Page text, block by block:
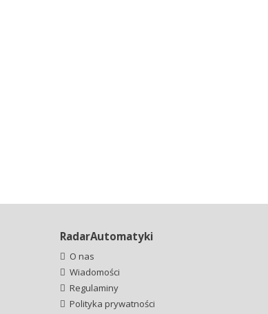
RadarAutomatyki
O nas
Wiadomości
Regulaminy
Polityka prywatności